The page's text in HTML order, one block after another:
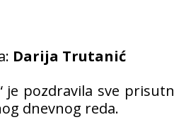
Darija Trutanić
je pozdravila sve
dnevnog reda.